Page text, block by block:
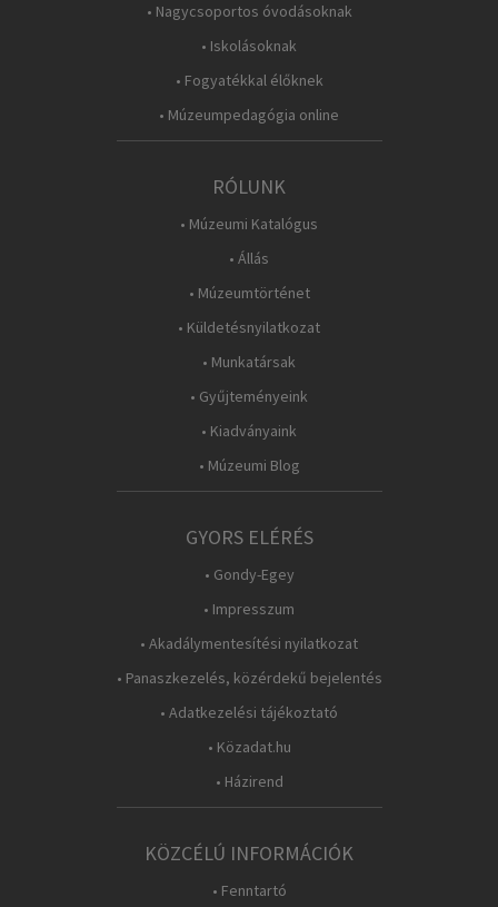
• Nagycsoportos óvodásoknak
• Iskolásoknak
• Fogyatékkal élőknek
• Múzeumpedagógia online
RÓLUNK
• Múzeumi Katalógus
• Állás
• Múzeumtörténet
• Küldetésnyilatkozat
• Munkatársak
• Gyűjteményeink
• Kiadványaink
• Múzeumi Blog
GYORS ELÉRÉS
• Gondy-Egey
• Impresszum
• Akadálymentesítési nyilatkozat
• Panaszkezelés, közérdekű bejelentés
• Adatkezelési tájékoztató
• Közadat.hu
• Házirend
KÖZCÉLÚ INFORMÁCIÓK
• Fenntartó